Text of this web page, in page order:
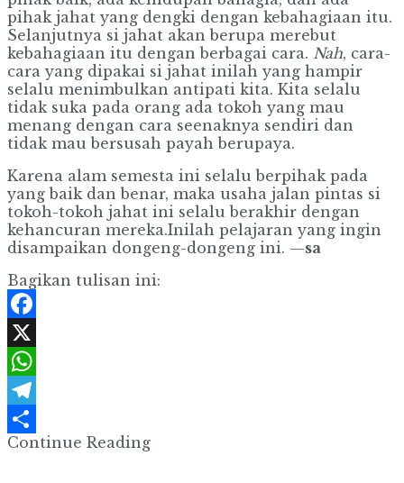
pihak jahat yang dengki dengan kebahagiaan itu.
Selanjutnya si jahat akan berupa merebut
kebahagiaan itu dengan berbagai cara. Nah, cara-
cara yang dipakai si jahat inilah yang hampir
selalu menimbulkan antipati kita. Kita selalu
tidak suka pada orang ada tokoh yang mau
menang dengan cara seenaknya sendiri dan
tidak mau bersusah payah berupaya.
Karena alam semesta ini selalu berpihak pada
yang baik dan benar, maka usaha jalan pintas si
tokoh-tokoh jahat ini selalu berakhir dengan
kehancuran mereka.Inilah pelajaran yang ingin
disampaikan dongeng-dongeng ini. —sa
Bagikan tulisan ini:
Facebook
X
WhatsApp
Telegram
Share
Continue Reading